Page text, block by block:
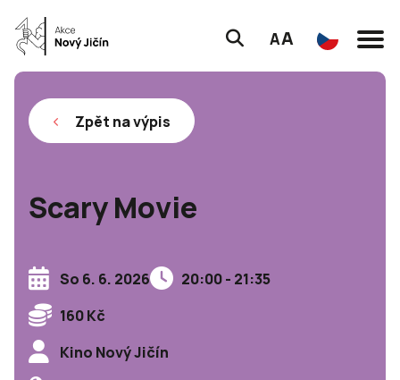
AA
Zpět na výpis
Scary Movie
So 6. 6. 2026
20:00 - 21:35
160 Kč
Kino Nový Jičín